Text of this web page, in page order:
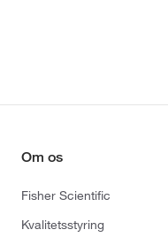
Om os
Fisher Scientific
Kvalitetsstyring